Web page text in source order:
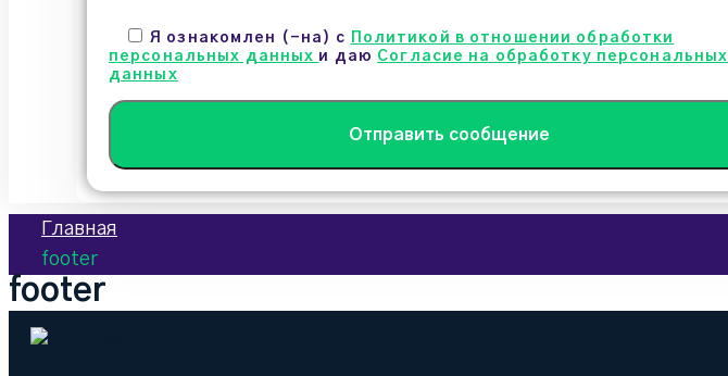
Я ознакомлен (-на) с
Политикой в отношении обработки
персональных данных и даю Согласие на обработку персональных
данных
Главная
footer
footer